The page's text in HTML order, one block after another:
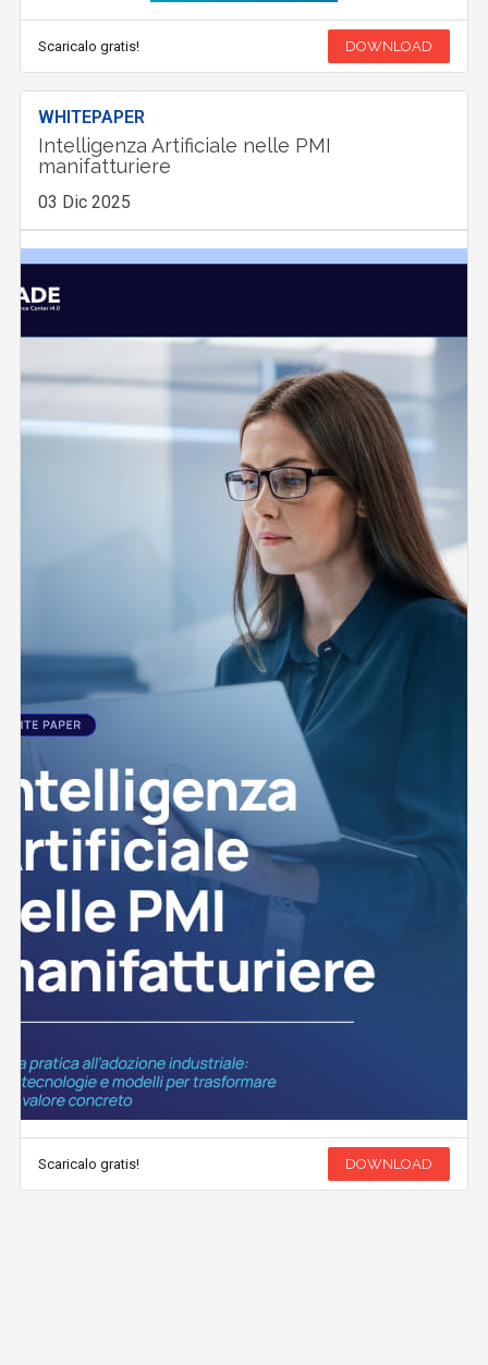
Scaricalo gratis! DOWNLOAD
WHITEPAPER
Intelligenza Artificiale nelle PMI
manifatturiere
03 Dic 2025
Scaricalo gratis! DOWNLOAD